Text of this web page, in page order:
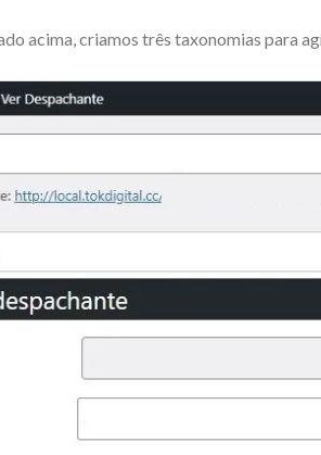
acima, criamos três taxonomias para